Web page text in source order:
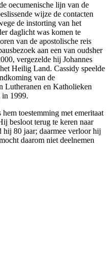
oecumenische lijn van de
wijze de contacten
de instorting van het
daglicht was komen te
van de apostolische reis
aan een van oudsher
vergezelde hij Johannes
Heilig Land. Cassidy speelde
van de
Lutheranen en Katholieken
in 1999.
toestemming met emeritaat
besloot terug te keren naar
80 jaar; daarmee verloor hij
daarom niet deelnemen